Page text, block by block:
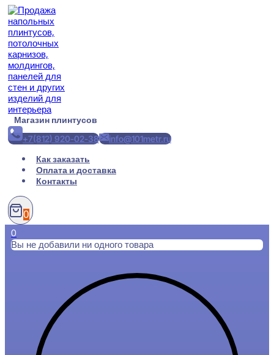
Перейти
содержимому
Магазин плинтусов
+7(812) 920-02-38
info@101metr.ru
Как заказать
Оплата и доставка
Контакты
0
0
Вы не добавили ни одного товара